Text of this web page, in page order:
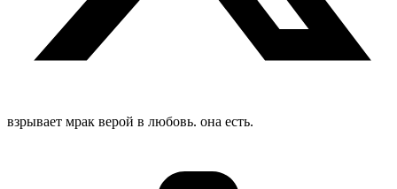
взрывает мрак верой в любовь. она есть.